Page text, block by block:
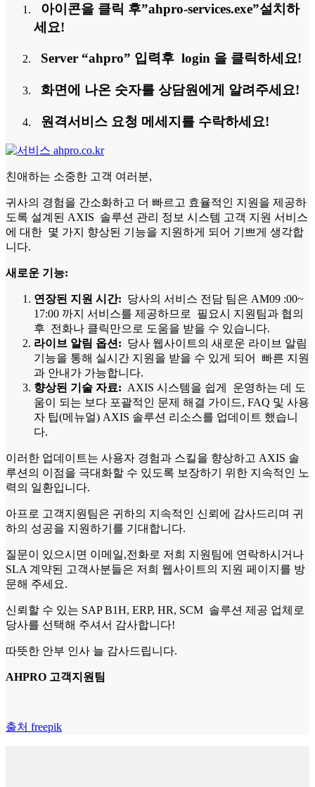
아이콘을 클릭 후”ahpro-services.exe”설치하
세요!
Server “ahpro” 입력후 login 을 클릭하세요!
화면에 나온 숫자를 상담원에게 알려주세요!
원격서비스 요청 메세지를 수락하세요!
친애하는 소중한 고객 여러분,
귀사의 경험을 간소화하고 더 빠르고 효율적인 지원을 제공하
도록 설계된 AXIS 솔루션 관리 정보 시스템 고객 지원 서비스
에 대한 몇 가지 향상된 기능을 지원하게 되어 기쁘게 생각합
니다.
새로운 기능:
연장된 지원 시간: 당사의 서비스 전담 팀은 AM09 :00~
17:00 까지 서비스를 제공하므로 필요시 지원팀과 협의
후 전화나 클릭만으로 도움을 받을 수 있습니다.
라이브 알림 옵션: 당사 웹사이트의 새로운 라이브 알림
기능을 통해 실시간 지원을 받을 수 있게 되어 빠른 지원
과 안내가 가능합니다.
향상된 기술 자료: AXIS 시스템을 쉽게 운영하는 데 도
움이 되는 보다 포괄적인 문제 해결 가이드, FAQ 및 사용
자 팁(메뉴얼) AXIS 솔루션 리소스를 업데이트 했습니
다.
이러한 업데이트는 사용자 경험과 스킬을 향상하고 AXIS 솔
루션의 이점을 극대화할 수 있도록 보장하기 위한 지속적인 노
력의 일환입니다.
아프로 고객지원팀은 귀하의 지속적인 신뢰에 감사드리며 귀
하의 성공을 지원하기를 기대합니다.
질문이 있으시면 이메일,전화로 저희 지원팀에 연락하시거나
SLA 계약된 고객사분들은 저희 웹사이트의 지원 페이지를 방
문해 주세요.
신뢰할 수 있는 SAP B1H, ERP, HR, SCM 솔루션 제공 업체로
당사를 선택해 주셔서 감사합니다!
따뜻한 안부 인사 늘 감사드립니다.
AHPRO 고객지원팀
출처 freepik